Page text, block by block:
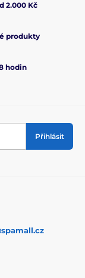
2.000 Kč
produkty
hodin
Přihlásit